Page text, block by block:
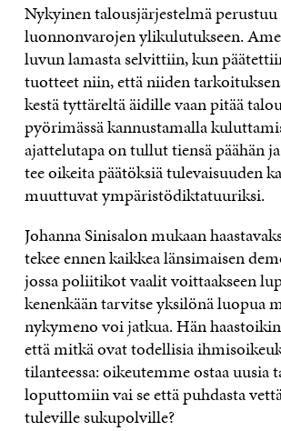
Nykyinen talousjärjestelmä perustuu
luonnonvarojen ylikulutukseen.
luvun lamasta selvittiin, kun
tuotteet niin, että niiden
kestä tyttäreltä äidille vaan pitää
pyörimässä kannustamalla
ajattelutapa on tullut tiensä päähän
tee oikeita päätöksiä tulevaisuuden
muuttuvat ympäristödiktatuuriksi.
Johanna Sinisalon mukaan
tekee ennen kaikkea länsimaisen
jossa poliitikot vaalit voittaakseen
kenenkään tarvitse yksilönä luopua
nykymeno voi jatkua. Hän
että mitkä ovat todellisia
tilanteessa: oikeutemme ostaa uusia
loputtomiin vai se että puhdasta
tuleville sukupolville?